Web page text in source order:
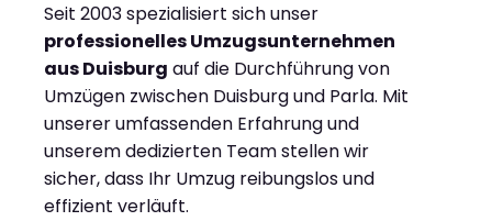
Seit 2003 spezialisiert sich unser
professionelles Umzugsunternehmen
aus Duisburg auf die Durchführung von
Umzügen zwischen Duisburg und Parla. Mit
unserer umfassenden Erfahrung und
unserem dedizierten Team stellen wir
sicher, dass Ihr Umzug reibungslos und
effizient verläuft.